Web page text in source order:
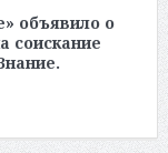
объявило о
соискание